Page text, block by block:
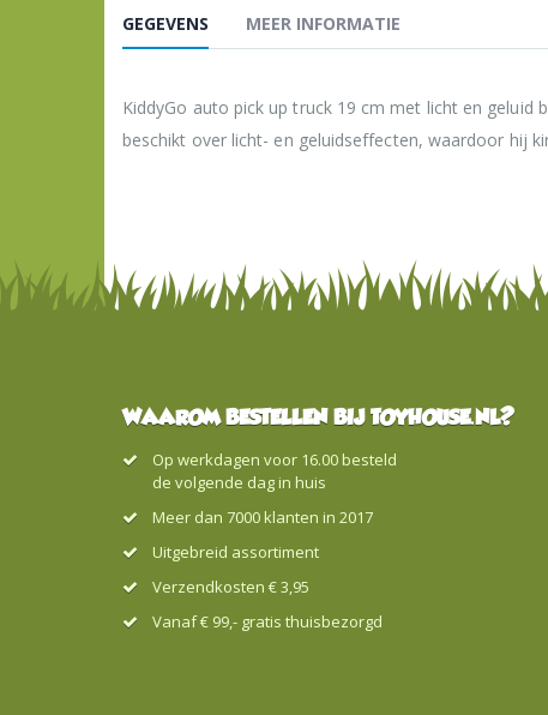
begin
van
afbeeldingen-
gallerij
GEGEVENS
KiddyGo auto pick up truck 19 cm met licht en
beschikt over licht- en geluidseffecten, waardoor hij
MEER INFORMATIE
WAAROM BESTELLEN BIJ TOYHOUSE.NL?
Op werkdagen voor 16.00 besteld
de volgende dag in huis
Meer dan 7000 klanten in 2017
Uitgebreid assortiment
Verzendkosten € 3,95
Vanaf € 99,- gratis thuisbezorgd